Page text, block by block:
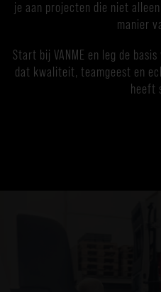
je aan projecten die niet
manier
Start bij VANME en leg de
dat kwaliteit, teamgeest en
heeft